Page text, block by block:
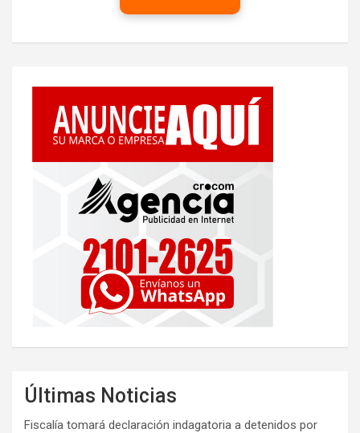
Últimas Noticias
Fiscalía tomará declaración indagatoria a detenidos por